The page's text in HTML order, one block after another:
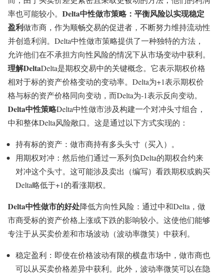
率也可能较小。 Delta中性做市策略：平衡风险以实现稳定
盈利做市商，作为顺畅交易的促进者，不断努力维持流动性
并创造利润。Delta中性做市策略提供了一种独特的方法，
允许他们在不承担方向性风险的情况下从市场变动中获利。
理解DeltaDelta是期权交易中的关键概念。它表示期权价格
相对于标的资产价格变动的变动率。Delta为+1表示期权价
格与标的资产价格同向变动，而Delta为-1表示反向变动。
Delta中性策略Delta中性做市涉及构建一个对冲头寸组合，
中和整体Delta风险敞口。这是通过以下方式实现的：
持有标的资产：做市商持有多头头寸（买入）。
用期权对冲：然后他们通过一系列负Delta的期权合约来
对冲这个头寸。这可能涉及卖出（编写）看跌期权或购买
Delta略低于+1的看涨期权。
Delta中性做市的好处降低方向性风险：通过中和Delta，做
市商受标的资产价格上涨或下跌的影响较小。这使他们能够
专注于从买卖价差和市场波动（波动率微笑）中获利。
稳定盈利：即使在价格波动有限的横盘市场中，做市商也
可以从买卖价格差异中获利。此外，波动率微笑可以在隐